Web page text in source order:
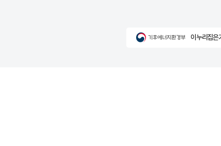
이 누리집은